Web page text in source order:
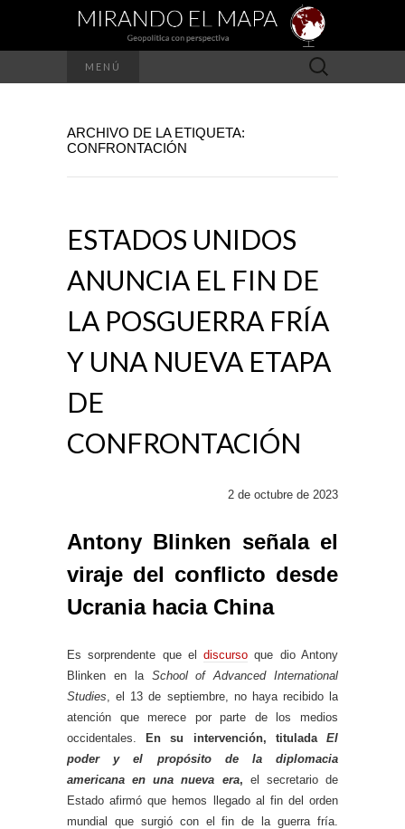
MENÚ Buscar:
ARCHIVO DE LA ETIQUETA:
CONFRONTACIÓN
ESTADOS UNIDOS
ANUNCIA EL FIN DE
LA POSGUERRA FRÍA
Y UNA NUEVA ETAPA
DE
CONFRONTACIÓN
2 de octubre de 2023
Antony Blinken señala el
viraje del conflicto desde
Ucrania hacia China
Es sorprendente que eldiscurso que dio Antony
Blinken en la School of Advanced International
Studies , el 13 de septiembre, no haya recibido la
atención que merece por parte de los medios
occidentales.
En su intervención, tituladaEl
poder y el propósito de la diplomacia
americana en una nueva era, el secretario de
Estado afirmó que hemos llegado al fin del orden
mundial que surgió con el fin de la guerra fría.